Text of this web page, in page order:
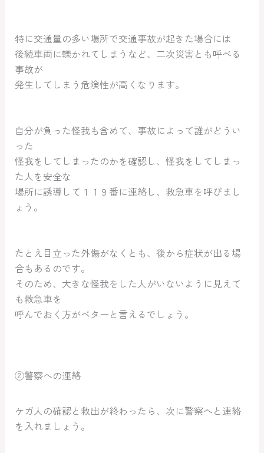
特に交通量の多い場所で交通事故が起きた場合には
後続車両に轢かれてしまうなど、二次災害とも呼べる
事故が
発生してしまう危険性が高くなります。
自分が負った怪我も含めて、事故によって誰がどうい
った
怪我をしてしまったのかを確認し、怪我をしてしまっ
た人を安全な
場所に誘導して１１９番に連絡し、救急車を呼びまし
ょう。
たとえ目立った外傷がなくとも、後から症状が出る場
合もあるのです。
そのため、大きな怪我をした人がいないように見えて
も救急車を
呼んでおく方がベターと言えるでしょう。
②警察への連絡
ケガ人の確認と救出が終わったら、次に警察へと連絡
を入れましょう。